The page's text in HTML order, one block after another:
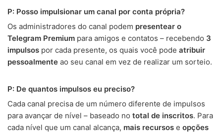
P: Posso impulsionar um canal por conta própria?
Os administradores do canal podem presentear o
Telegram Premium para amigos e contatos – recebendo 3
impulsos por cada presente, os quais você pode atribuir
pessoalmente ao seu canal em vez de realizar um sorteio.
P: De quantos impulsos eu preciso?
Cada canal precisa de um número diferente de impulsos
para avançar de nível – baseado no total de inscritos. Para
cada nível que um canal alcança, mais recursos e opções